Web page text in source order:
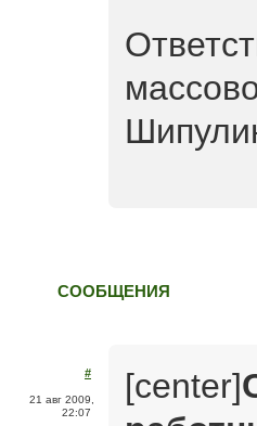
СООБЩЕНИЯ
#
21 авг 2009,
22:07
[center]